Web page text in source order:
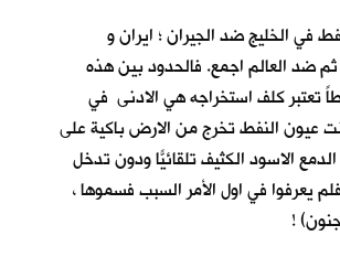
في الخليج ضد الجيران ؛ ايران و
ضد العالم اجمع. فالحدود بين هذه
تعتبر كلف استخراجه هي الادنى في
عيون النفط تخرج من الارض باكية على
الاسود الكثيف تلقائيّاً ودون تدخل
يعرفوا في اول الأمر السبب فسموها ،
!